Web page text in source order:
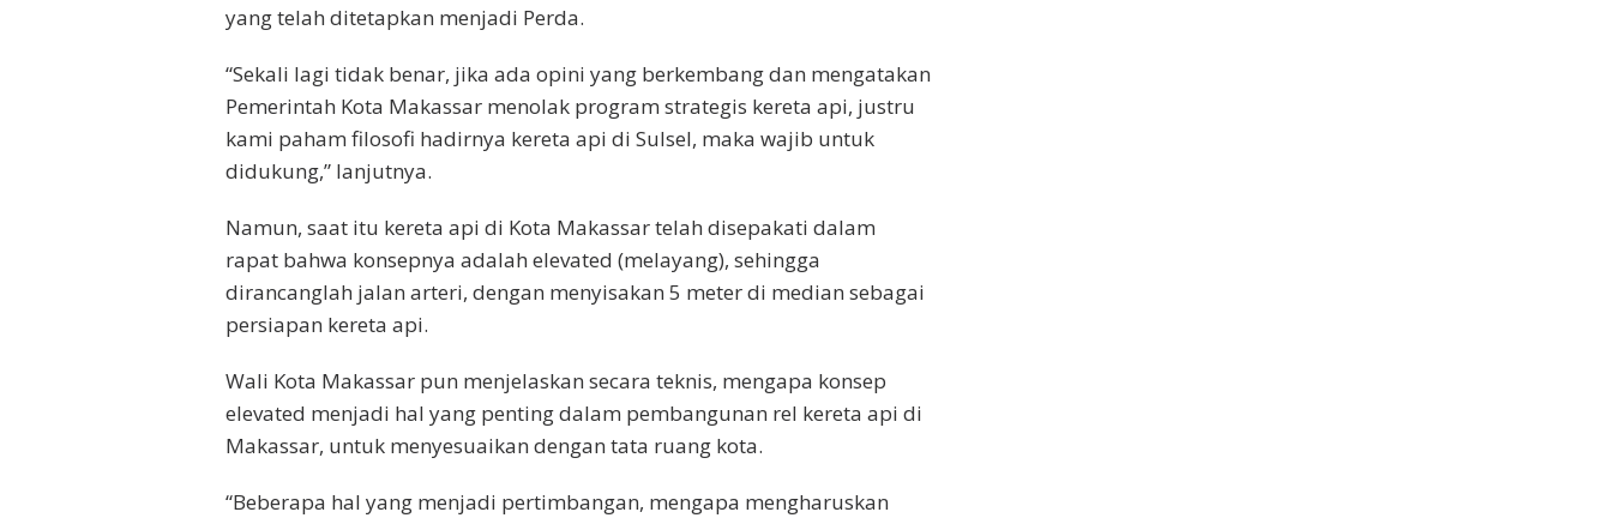
yang telah ditetapkan menjadi Perda.
“Sekali lagi tidak benar, jika ada opini yang berkembang dan mengatakan
Pemerintah Kota Makassar menolak program strategis kereta api, justru
kami paham filosofi hadirnya kereta api di Sulsel, maka wajib untuk
didukung,” lanjutnya.
Namun, saat itu kereta api di Kota Makassar telah disepakati dalam
rapat bahwa konsepnya adalah elevated (melayang), sehingga
dirancanglah jalan arteri, dengan menyisakan 5 meter di median sebagai
persiapan kereta api.
Wali Kota Makassar pun menjelaskan secara teknis, mengapa konsep
elevated menjadi hal yang penting dalam pembangunan rel kereta api di
Makassar, untuk menyesuaikan dengan tata ruang kota.
“Beberapa hal yang menjadi pertimbangan, mengapa mengharuskan